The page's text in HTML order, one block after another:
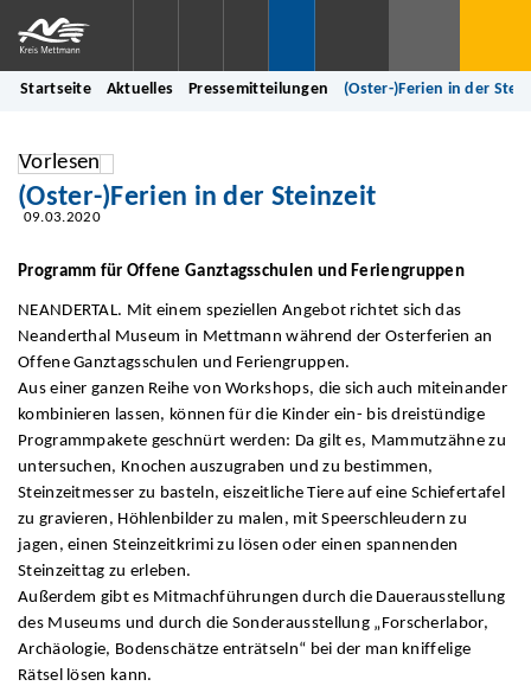
Startseite Aktuelles Pressemitteilungen (Oster-)Ferien in der
Vorlesen
(Oster-)Ferien in der Steinzeit
09.03.2020
Programm für Offene Ganztagsschulen und Feriengruppen
NEANDERTAL. Mit einem speziellen Angebot richtet sich das
Neanderthal Museum in Mettmann während der Osterferien an
Offene Ganztagsschulen und Feriengruppen.
Aus einer ganzen Reihe von Workshops, die sich auch miteinander
kombinieren lassen, können für die Kinder ein- bis dreistündige
Programmpakete geschnürt werden: Da gilt es, Mammutzähne zu
untersuchen, Knochen auszugraben und zu bestimmen,
Steinzeitmesser zu basteln, eiszeitliche Tiere auf eine Schiefertafel
zu gravieren, Höhlenbilder zu malen, mit Speerschleudern zu
jagen, einen Steinzeitkrimi zu lösen oder einen spannenden
Steinzeittag zu erleben.
Außerdem gibt es Mitmachführungen durch die Dauerausstellung
des Museums und durch die Sonderausstellung „Forscherlabor,
Archäologie, Bodenschätze enträtseln“ bei der man kniffelige
Rätsel lösen kann.